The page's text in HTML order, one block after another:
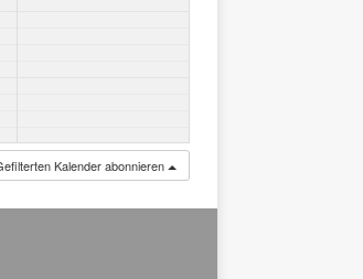
Kalender abonnieren